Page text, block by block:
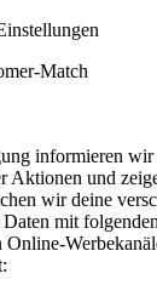
Match
informieren wir
Aktionen und
wir deine
Daten mit
Online-